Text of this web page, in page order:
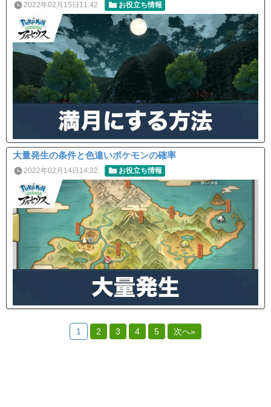
2022年02月15日11:42 お役立ち情報
大量発生の条件と色違いポケモンの確率
2022年02月14日14:32 お役立ち情報
1 2 3 4 5 次へ»